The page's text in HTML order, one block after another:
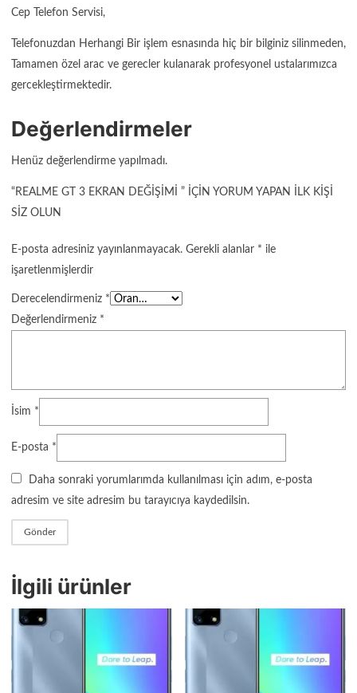
Cep Telefon Servisi,
Telefonuzdan Herhangi Bir işlem esnasında hiç bir bilginiz silinmeden,
Tamamen özel arac ve gerecler kulanarak profesyonel ustalarımızca
gercekleştirmektedir.
Değerlendirmeler
Henüz değerlendirme yapılmadı.
“REALME GT 3 EKRAN DEĞIŞIMI ” IÇIN YORUM YAPAN ILK KIŞI
SIZ OLUN
E-posta adresiniz yayınlanmayacak. Gerekli alanlar * ile
işaretlenmişlerdir
Derecelendirmeniz *
Değerlendirmeniz *
İsim *
E-posta *
Daha sonraki yorumlarımda kullanılması için adım, e-posta
adresim ve site adresim bu tarayıcıya kaydedilsin.
İlgili ürünler